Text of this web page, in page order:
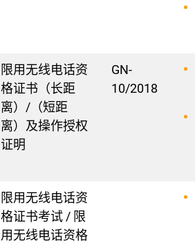
限用无线电话资
格证书（长距
离）/（短距
离）及操作授权
证明
GN-
10/2018
限用无线电话资
格证书考试 / 限
用无线电话资格